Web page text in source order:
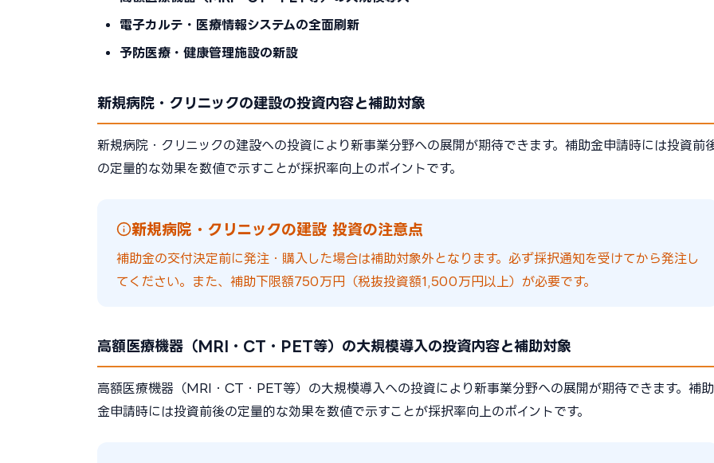
電子カルテ・医療情報システムの全面刷新
予防医療・健康管理施設の新設
新規病院・クリニックの建設の投資内容と補助対象
新規病院・クリニックの建設への投資により新事業分野への展開が期待できます。補助金申請時には投資前
の定量的な効果を数値で示すことが採択率向上のポイントです。
新規病院・クリニックの建設 投資の注意点
補助金の交付決定前に発注・購入した場合は補助対象外となります。必ず採択通知を受けてから発注し
てください。また、補助下限額750万円（税抜投資額1,500万円以上）が必要です。
高額医療機器（MRI・CT・PET等）の大規模導入の投資内容と補助対象
高額医療機器（MRI・CT・PET等）の大規模導入への投資により新事業分野への展開が期待できます。補助
金申請時には投資前後の定量的な効果を数値で示すことが採択率向上のポイントです。